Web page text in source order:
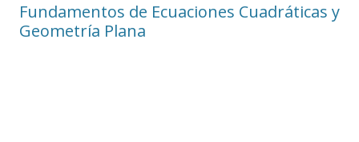
Fundamentos de Ecuaciones Cuadráticas y
Geometría Plana